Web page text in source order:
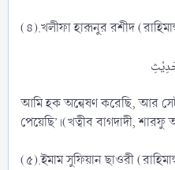
(৪).খলীফা হারূনুর রশীদ
আমি হক অন্বেষণ করেছি, আর
পেয়েছি’।(খত্বীব বাগদাদী,
(৫).ইমাম সুফিয়ান ছাওরী